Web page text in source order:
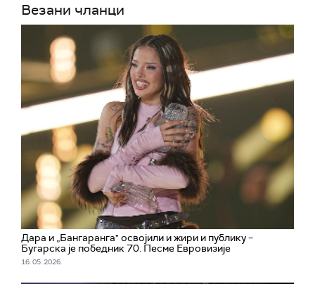
Везани чланци
Дара и „Бангаранга" освојили и жири и публику –
Бугарска је победник 70. Песме Евровизије
16. 05. 2026.